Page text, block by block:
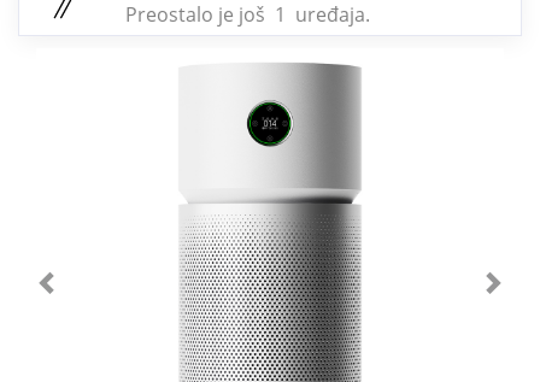
Uređaji
Preostalo je još 1 uređaja.